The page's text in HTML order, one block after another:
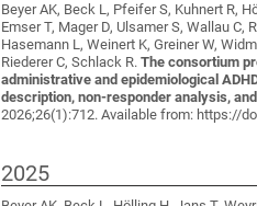
Beyer AK, Beck L, Pfeifer S, Kuhnert R,
Emser T, Mager D, Ulsamer S, Wallau C,
Hasemann L, Weinert K, Greiner W,
Riederer C, Schlack R.The consortium
administrative and epidemiological
description, non-responder analysis,
2026;26(1):712. Available from: https://
2025